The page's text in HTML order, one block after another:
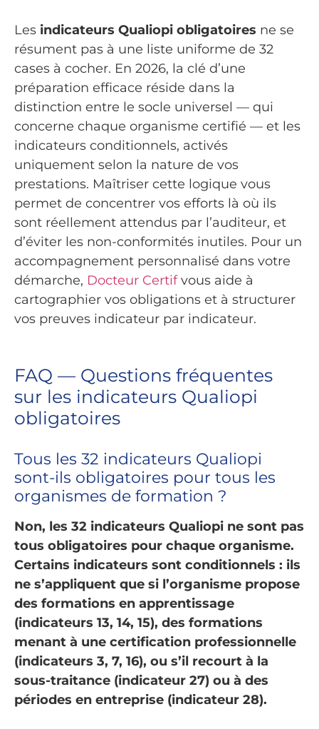
Les indicateurs Qualiopi obligatoires ne se
résument pas à une liste uniforme de 32
cases à cocher. En 2026, la clé d’une
préparation efficace réside dans la
distinction entre le socle universel — qui
concerne chaque organisme certifié — et les
indicateurs conditionnels, activés
uniquement selon la nature de vos
prestations. Maîtriser cette logique vous
permet de concentrer vos efforts là où ils
sont réellement attendus par l’auditeur, et
d’éviter les non-conformités inutiles. Pour un
accompagnement personnalisé dans votre
démarche, Docteur Certifvous aide à
cartographier vos obligations et à structurer
vos preuves indicateur par indicateur.
FAQ — Questions fréquentes
sur les indicateurs Qualiopi
obligatoires
Tous les 32 indicateurs Qualiopi
sont-ils obligatoires pour tous les
organismes de formation ?
Non, les 32 indicateurs Qualiopi ne sont pas
tous obligatoires pour chaque organisme.
Certains indicateurs sont conditionnels : ils
ne s’appliquent que si l’organisme propose
des formations en apprentissage
(indicateurs 13, 14, 15), des formations
menant à une certification professionnelle
(indicateurs 3, 7, 16), ou s’il recourt à la
sous-traitance (indicateur 27) ou à des
périodes en entreprise (indicateur 28).